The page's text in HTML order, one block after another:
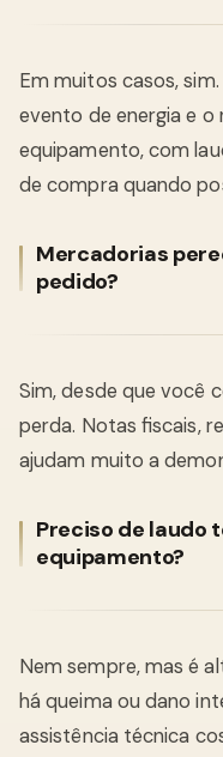
Em muitos casos,
evento de energia e o
equipamento, com
de compra quando
Mercadorias
pedido?
Sim, desde que você
perda. Notas fiscais,
ajudam muito a
Preciso de laudo
equipamento?
Nem sempre, mas é
há queima ou dano
assistência técnica